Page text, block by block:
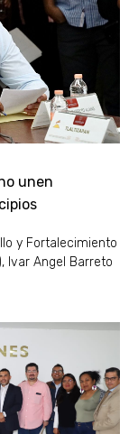
unen
y Fortalecimiento
Ivar Angel Barreto